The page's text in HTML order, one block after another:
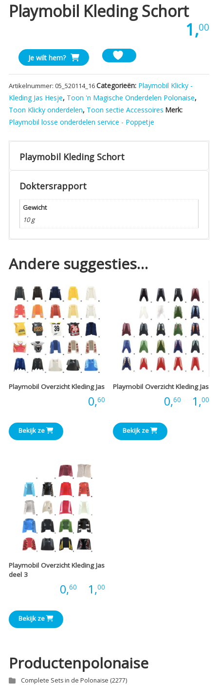
Playmobil Kleding Schort
1,00
Playmobil
Kleding
Schort
aantal
Je wilt hem?
Artikelnummer: 05_520114_16Categorieën: Playmobil Klicky -
Kleding Jas Hesje, Toon 'n Magische Onderdelen Polonaise,
Toon Klicky onderdelen, Toon sectie Accessoires Merk:
Playmobil losse onderdelen service - Poppetje
Playmobil Kleding Schort
Doktersrapport
Gewicht
10 g
Andere suggesties…
Playmobil Overzicht Kleding Jas
0,60
Bekijk ze
Playmobil Overzicht Kleding Jas
0,60 1,00
Bekijk ze
Playmobil Overzicht Kleding Jas
deel 3
0,60 1,00Prijsklasse:
Bekijk ze
Productenpolonaise
Complete Sets in de Polonaise (2277)